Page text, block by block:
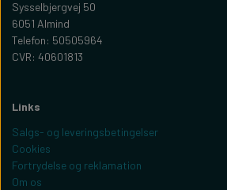
Sysselbjergvej 50
6051 Almind
Telefon: 50505964
CVR: 40601813
Links
Salgs- og leveringsbetingelser
Cookies
Fortrydelse og reklamation
Om os